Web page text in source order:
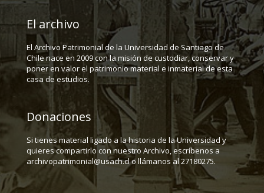
El archivo
El Archivo Patrimonial de la Universidad de Santiago de
Chile nace en 2009 con la misión de custodiar, conservar y
poner en valor el patrimonio material e inmaterial de esta
casa de estudios.
Donaciones
Si tienes material ligado a la historia de la Universidad y
quieres compartirlo con nuestro Archivo, escríbenos a
archivopatrimonial@usach.cl o llámanos al 27180275.